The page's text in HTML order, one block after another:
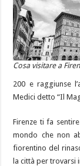
Cosa visitare a
200 e raggiunse
Medici detto “Il
Firenze ti fa
mondo che non
fiorentino del
la città per trovarsi